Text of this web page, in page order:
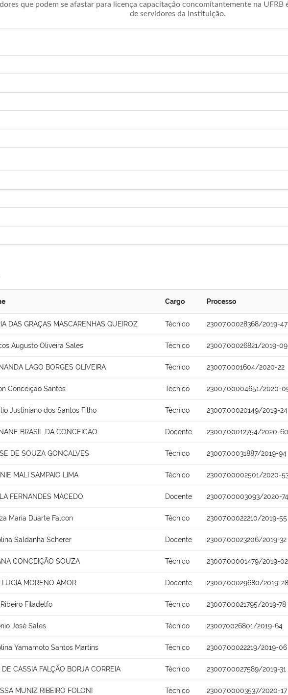
que podem se afastar para licença capacitação concomitantemente na
de servidores da Instituição.
Cargo Processo
DAS GRAÇAS MASCARENHAS QUEIROZ Técnico 23007.00028368/2019-47
Augusto Oliveira Sales Técnico 23007.00026821/2019-09
LAGO BORGES OLIVEIRA Técnico 23007.0001604/2020-22
Conceição Santos Técnico 23007.00004651/2020-
Justiniano dos Santos Filho Técnico 23007.00020149/2019-24
BRASIL DA CONCEICAO Docente 23007.00012754/2020-60
DE SOUZA GONCALVES Técnico 23007.00031887/2019-94
MALI SAMPAIO LIMA Técnico 23007.00002501/2020-
FERNANDES MACEDO Docente 23007.00003093/2020-74
Maria Duarte Falcon Técnico 23007.00022210/2019-55
Saldanha Scherer Docente 23007.00023206/2019-32
CONCEIÇÃO SOUZA Técnico 23007.00001479/2019-02
LUCIA MORENO AMOR Docente 23007.00029680/2019-28
Filadelfo Técnico 23007.00021795/2019-78
José Sales Técnico 230070026801/2019-64
Yamamoto Santos Martins Técnico 23007.00022219/2019-06
DE CASSIA FALÇÃO BORJA CORREIA Técnico 23007.00027589/2019-31
MUNIZ RIBEIRO FOLONI Técnico 23007.00003537/2020-17